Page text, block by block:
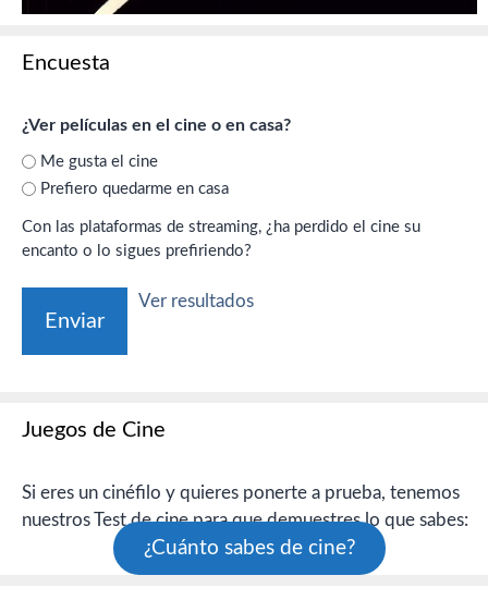
Encuesta
¿Ver películas en el cine o en casa?
Me gusta el cine
Prefiero quedarme en casa
Con las plataformas de streaming, ¿ha perdido el cine su
encanto o lo sigues prefiriendo?
Ver resultados
Juegos de Cine
Si eres un cinéfilo y quieres ponerte a prueba, tenemos
nuestros Test de cine para que demuestres lo que sabes:
¿Cuánto sabes de cine?